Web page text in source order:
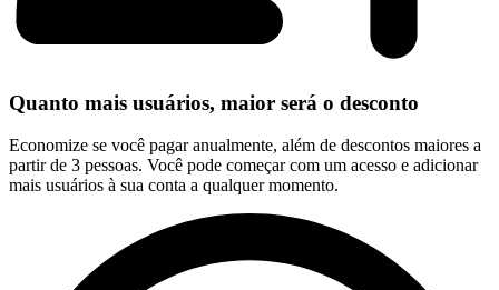
Quanto mais usuários, maior será o desconto
Economize se você pagar anualmente, além de descontos maiores a
partir de 3 pessoas. Você pode começar com um acesso e adicionar
mais usuários à sua conta a qualquer momento.